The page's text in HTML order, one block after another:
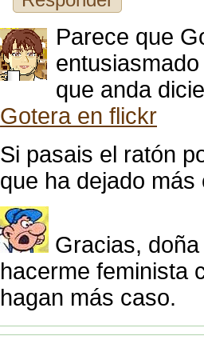
Parece que
que anda
Gotera en flickr
Si pasais el ratón
que ha dejado más
Gracias,
hacerme feminista
hagan más caso.